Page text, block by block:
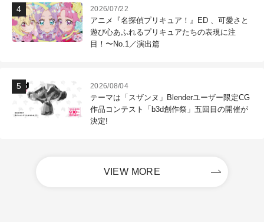
2026/07/22
アニメ『名探偵プリキュア！』ED 、可愛さと
遊び心あふれるプリキュアたちの表現に注
目！〜No.1／演出篇
2026/08/04
テーマは「スザンヌ」Blenderユーザー限定CG
作品コンテスト「b3d創作祭」五回目の開催が
決定!
VIEW MORE